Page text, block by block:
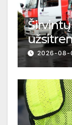
Širvintų
2026-08-